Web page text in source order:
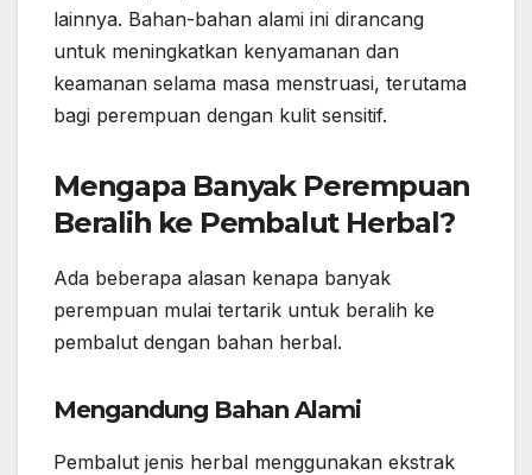
lainnya. Bahan-bahan alami ini dirancang
untuk meningkatkan kenyamanan dan
keamanan selama masa menstruasi, terutama
bagi perempuan dengan kulit sensitif.
Mengapa Banyak Perempuan
Beralih ke Pembalut Herbal?
Ada beberapa alasan kenapa banyak
perempuan mulai tertarik untuk beralih ke
pembalut dengan bahan herbal.
Mengandung Bahan Alami
Pembalut jenis herbal menggunakan ekstrak